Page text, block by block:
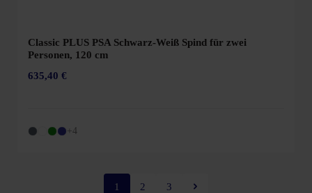
Classic PLUS PSA Schwarz-Weiß Spind für zwei
Personen, 120 cm
635,40 €
+4
1 2 3